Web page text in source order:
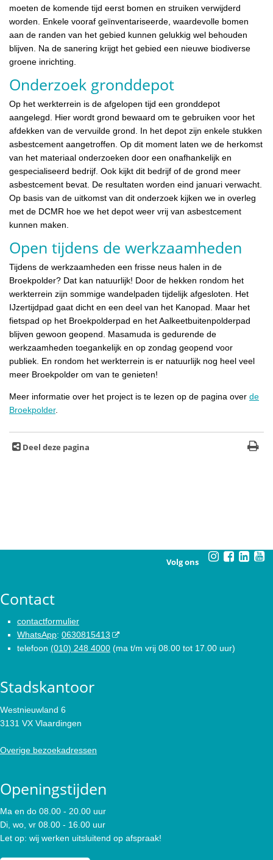
moeten de komende tijd eerst bomen en struiken verwijderd
worden. Enkele vooraf geïnventariseerde, waardevolle bomen
aan de randen van het gebied kunnen gelukkig wel behouden
blijven. Na de sanering krijgt het gebied een nieuwe biodiverse
groene inrichting.
Onderzoek gronddepot
Op het werkterrein is de afgelopen tijd een gronddepot
aangelegd. Hier wordt grond bewaard om te gebruiken voor het
afdekken van de vervuilde grond. In het depot zijn enkele stukken
asbestcement aangetroffen. Op dit moment laten we de herkomst
van het materiaal onderzoeken door een onafhankelijk en
gespecialiseerd bedrijf. Ook kijkt dit bedrijf of de grond meer
asbestcement bevat. De resultaten worden eind januari verwacht.
Op basis van de uitkomst van dit onderzoek kijken we in overleg
met de DCMR hoe we het depot weer vrij van asbestcement
kunnen maken.
Open tijdens de werkzaamheden
Tijdens de werkzaamheden een frisse neus halen in de
Broekpolder? Dat kan natuurlijk! Door de hekken rondom het
werkterrein zijn sommige wandelpaden tijdelijk afgesloten. Het
IJzertijdpad gaat dicht en een deel van het Kanopad. Maar het
fietspad op het Broekpolderpad en het Aalkeetbuitenpolderpad
blijven gewoon geopend. Masamuda is gedurende de
werkzaamheden toegankelijk en op zondag geopend voor
publiek. En rondom het werkterrein is er natuurlijk nog heel veel
meer Broekpolder om van te genieten!
Meer informatie over het project is te lezen op de pagina over de
Broekpolder.
Deel deze pagina
Volg ons
Contact
contactformulier
WhatsApp: 0630815413
telefoon (010) 248 4000 (ma t/m vrij 08.00 tot 17.00 uur)
Stadskantoor
Westnieuwland 6
3131 VX Vlaardingen
Overige bezoekadressen
Openingstijden
Ma en do 08.00 - 20.00 uur
Di, wo, vr 08.00 - 16.00 uur
Let op: wij werken uitsluitend op afspraak!